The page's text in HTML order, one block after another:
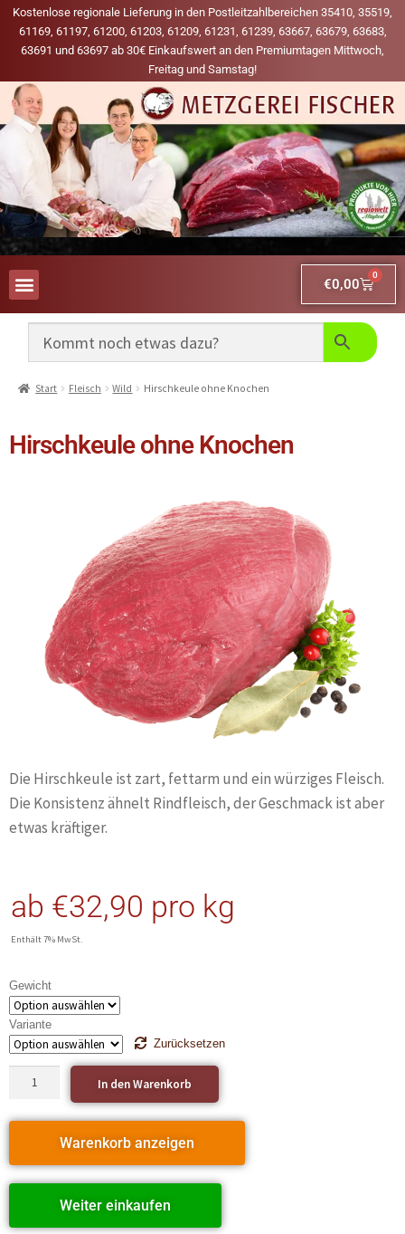
Kostenlose regionale Lieferung in den Postleitzahlbereichen 35410, 35519,
61169, 61197, 61200, 61203, 61209, 61231, 61239, 63667, 63679, 63683,
63691 und 63697 ab 30€ Einkaufswert an den Premiumtagen Mittwoch,
Freitag und Samstag!
€0,00
0
Start Fleisch Wild Hirschkeule ohne Knochen
Hirschkeule ohne Knochen
Die Hirschkeule ist zart, fettarm und ein würziges Fleisch.
Die Konsistenz ähnelt Rindfleisch, der Geschmack ist aber
etwas kräftiger.
ab €32,90 pro kg
Enthält 7% MwSt.
Gewicht
Variante
Zurücksetzen
In den Warenkorb
Warenkorb anzeigen
Weiter einkaufen